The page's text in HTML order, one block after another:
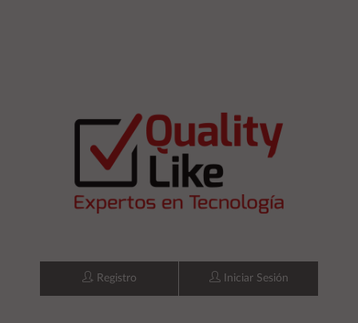
Registro Iniciar Sesión